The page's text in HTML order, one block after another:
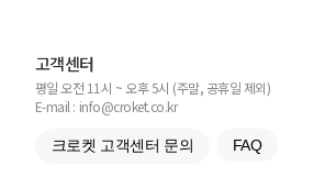
고객센터
평일 오전 11시 ~ 오후 5시 (주말, 공휴일 제외)
E-mail : info@croket.co.kr
크로켓 고객센터 문의 FAQ